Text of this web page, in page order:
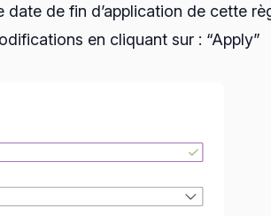
date de fin d’application de cette
en cliquant sur : “Apply”